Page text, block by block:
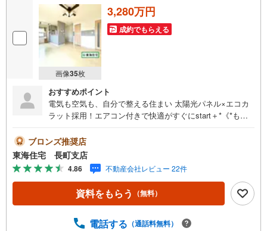
画像35枚
3,280万円
成約でもらえる
おすすめポイント
電気も空気も、自分で整える住まい 太陽光パネル×エコカ
ラット採用！エアコン付きで快適がすぐにstart＋*《*もっ
楽しめるウッドデッキ付き〇 窓付き納戸は、静かにデスク
ワーク用としても〇 全室南向き＋*どこにいても快適空間
〇《教育環境》 増田小学校 徒歩20分（1582m） 増田中
学校 徒歩29分（2253m） 名取あけぼの保育園 徒歩8分
（618m）《周辺環境》 田高南公園 徒歩2分（153m） セ
ブンイレブン名取増田8丁目店 徒歩4分（285m） フレス
取増田店 徒歩9分（648m） スーパーセンタートライアル
ブロンズ推奨店
東海住宅 長町支店
4.86 不動産会社レビュー 22件
資料をもらう （無料）
電話する （通話料無料）